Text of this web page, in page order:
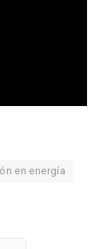
en energía